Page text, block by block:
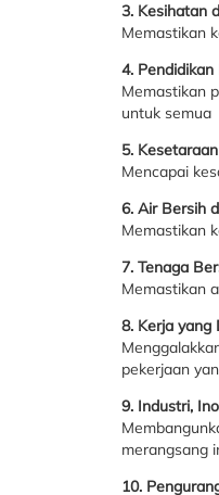
3. Kesihatan
Memastikan
4.
Memastikan
untuk semua
5.
Mencapai
6. Air Bersih
Memastikan
7. Tenaga
Memastikan
8. Kerja yang
pekerjaan
9. Industri,
merangsang
10.